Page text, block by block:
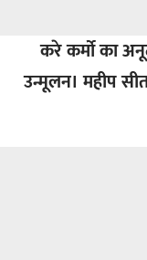
करे कर्मो का
उन्मूलन। महीप